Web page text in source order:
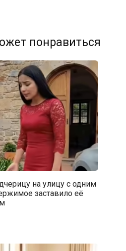
понравиться
на улицу с одним
заставило её